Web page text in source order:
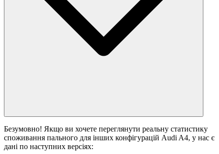
Безумовно! Якщо ви хочете переглянути реальну статистику
споживання пального для інших конфігурацій Audi A4, у нас є
дані по наступних версіях: